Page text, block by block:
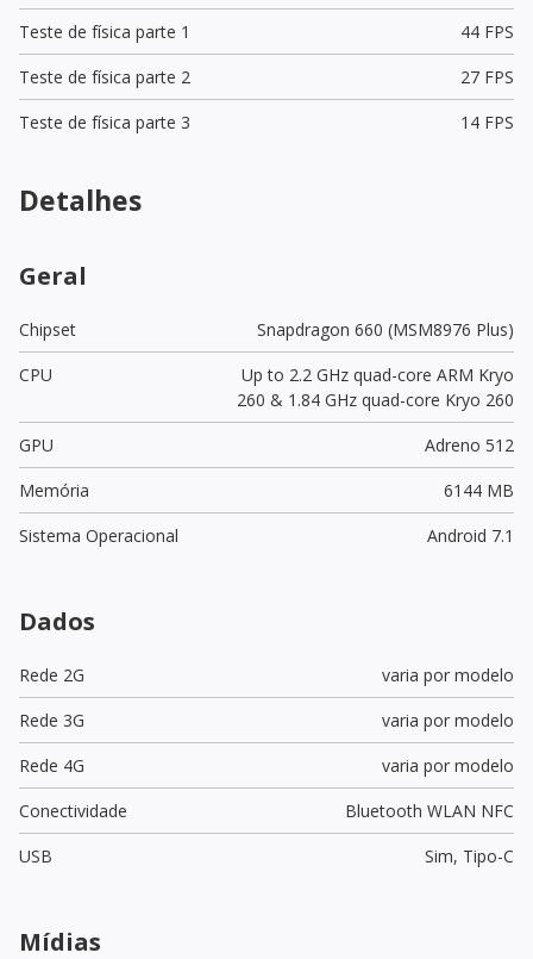
Teste de física parte 1
44 FPS
Teste de física parte 2
27 FPS
Teste de física parte 3
14 FPS
Detalhes
Geral
Chipset
Snapdragon 660 (MSM8976 Plus)
CPU
Up to 2.2 GHz quad-core ARM Kryo
260 & 1.84 GHz quad-core Kryo 260
GPU
Adreno 512
Memória
6144 MB
Sistema Operacional
Android 7.1
Dados
Rede 2G
varia por modelo
Rede 3G
varia por modelo
Rede 4G
varia por modelo
Conectividade
Bluetooth WLAN NFC
USB
Sim, Tipo-C
Mídias